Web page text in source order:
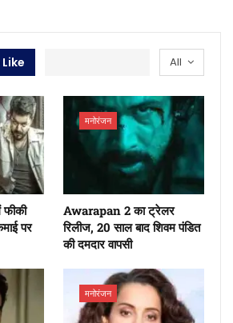
All
पर
मनोरंजन
Awarapan 2 का ट्रेलर
रिलीज, 20 साल बाद शिवम पंडित
की दमदार वापसी
मनोरंजन